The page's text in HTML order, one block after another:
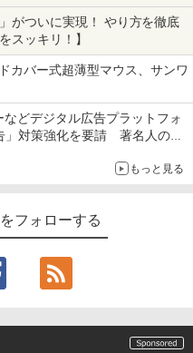
た時間でなにしてる？】
がついに実現！ やり方を徹底
スッキリ！】
カバー式超薄型マウス、サンワ
どデジタル広告プラットフォ
」対策強化を要請 著名人の写
もっと見る
フォローする